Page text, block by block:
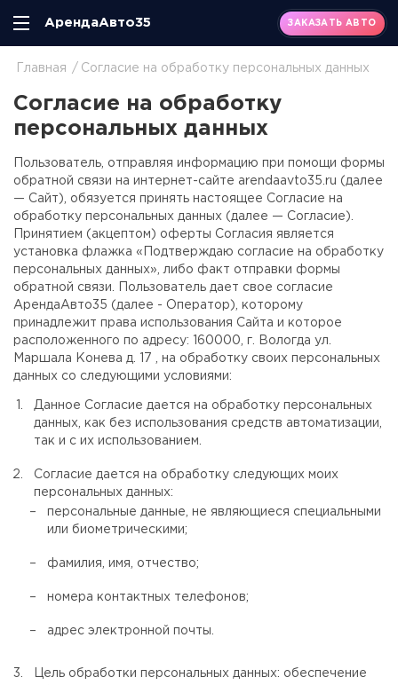
АрендаАвто35 ЗАКАЗАТЬ АВТО
Главная Согласие на обработку персональных данных
Согласие на обработку
персональных данных
Пользователь, отправляя информацию при помощи формы
обратной связи на интернет-сайте arendaavto35.ru (далее
— Сайт), обязуется принять настоящее Согласие на
обработку персональных данных (далее — Согласие).
Принятием (акцептом) оферты Согласия является
установка флажка «Подтверждаю согласие на обработку
персональных данных», либо факт отправки формы
обратной связи. Пользователь дает свое согласие
АрендаАвто35 (далее - Оператор), которому
принадлежит права использования Сайта и которое
расположенного по адресу: 160000, г. Вологда ул.
Маршала Конева д. 17 , на обработку своих персональных
данных со следующими условиями:
Данное Согласие дается на обработку персональных
данных, как без использования средств автоматизации,
так и с их использованием.
Согласие дается на обработку следующих моих
персональных данных:
персональные данные, не являющиеся специальными
или биометрическими;
фамилия, имя, отчество;
номера контактных телефонов;
адрес электронной почты.
Цель обработки персональных данных: обеспечение